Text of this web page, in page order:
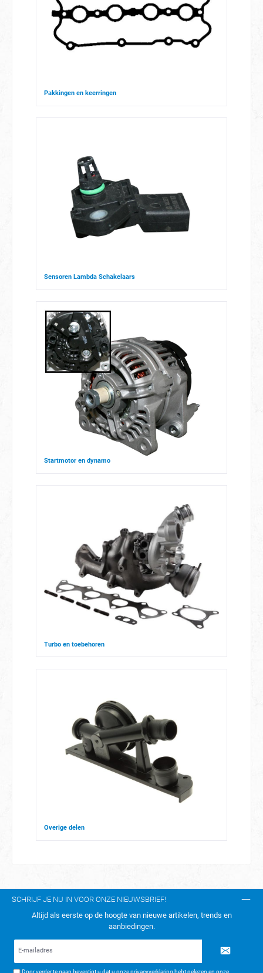
Pakkingen en keerringen
Sensoren Lambda Schakelaars
Startmotor en dynamo
Turbo en toebehoren
Overige delen
SCHRIJF JE NU IN VOOR ONZE NIEUWSBRIEF!
Altijd als eerste op de hoogte van nieuwe artikelen, trends en
aanbiedingen.